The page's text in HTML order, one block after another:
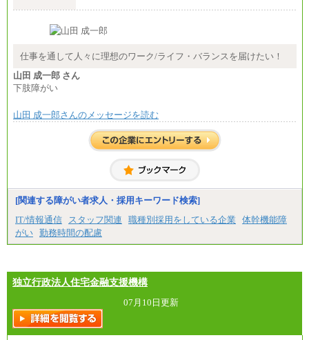
で、それらを入社後の実業務において発揮できると
することがあります
▼アソシエイト職
※試用期間中も給与に変更はございません
基本月給／20万5000円以上(正社員・準社員）
いたします
※自己成長支援金(10,000円）を含む
※別途、Workstyle支援金(月額4,000円）
仕事を通して人々に理想のワーク/ライフ・バランスを届けたい！
山田 成一郎 さん
下肢障がい
山田 成一郎さんのメッセージを読む
[関連する障がい者求人・採用キーワード検索]
IT/情報通信
スタッフ関連 職種別採用をしている企業
体幹機能障
がい 勤務時間の配慮
独立行政法人住宅金融支援機構
07月10日更新